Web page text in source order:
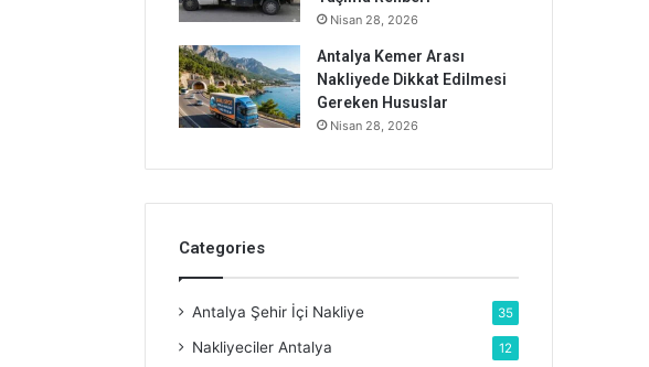
Nisan 28, 2026
Antalya Kemer Arası
Nakliyede Dikkat Edilmesi
Gereken Hususlar
Nisan 28, 2026
Categories
Antalya Şehir İçi Nakliye 35
Nakliyeciler Antalya 12